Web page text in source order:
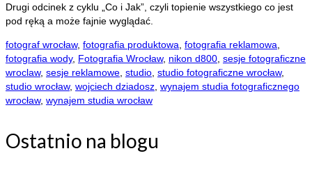
Drugi odcinek z cyklu „Co i Jak”, czyli topienie wszystkiego co jest
pod ręką a może fajnie wyglądać.
fotograf wrocław, fotografia produktowa fotografia reklamowa
fotografia wody, Fotografia Wrocław, nikon d800 sesje fotograficzne
wroclaw, sesje reklamowe studio studio fotograficzne wrocław,
studio wrocław, wojciech dziadosz wynajem studia fotograficznego
wrocław, wynajem studia wrocław
Ostatnio na blogu